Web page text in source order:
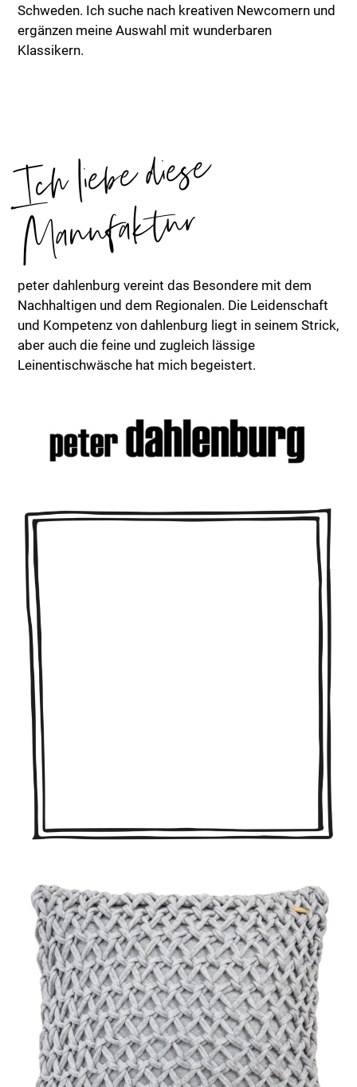
Schweden. Ich suche nach kreativen Newcomern und
ergänzen meine Auswahl mit wunderbaren
Klassikern.
Ic
h lie
be diese
Ma
n
ufa
kt
ur
peter dahlenburg vereint das Besondere mit dem
Nachhaltigen und dem Regionalen. Die Leidenschaft
und Kompetenz von dahlenburg liegt in seinem Strick,
aber auch die feine und zugleich lässige
Leinentischwäsche hat mich begeistert.